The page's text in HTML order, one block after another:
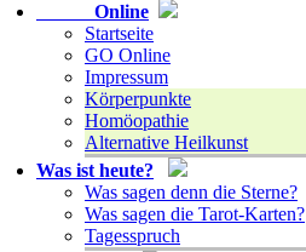
Online
Startseite
GO Online
Impressum
Körperpunkte
Homöopathie
Alternative Heilkunst
Was ist heute?
Was sagen denn die Sterne?
Was sagen die Tarot-Karten?
Tagesspruch